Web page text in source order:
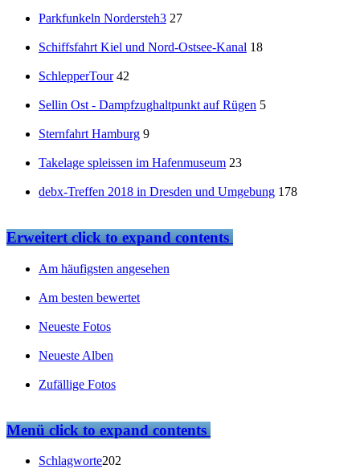
Parkfunkeln Nordersteh3 27
Schiffsfahrt Kiel und Nord-Ostsee-Kanal 18
SchlepperTour 42
Sellin Ost - Dampfzughaltpunkt auf Rügen 5
Sternfahrt Hamburg 9
Takelage spleissen im Hafenmuseum 23
debx-Treffen 2018 in Dresden und Umgebung 178
Erweitertclick to expand contents
Am häufigsten angesehen
Am besten bewertet
Neueste Fotos
Neueste Alben
Zufällige Fotos
Menüclick to expand contents
Schlagworte202